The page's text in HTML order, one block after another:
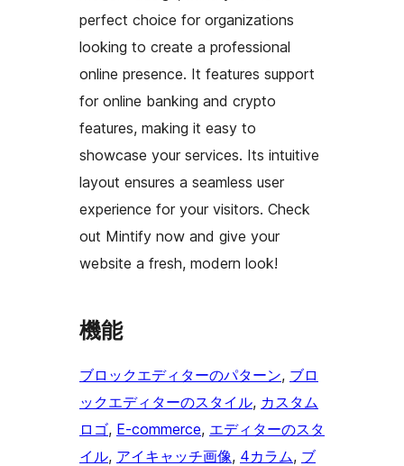
perfect choice for organizations
looking to create a professional
online presence. It features support
for online banking and crypto
features, making it easy to
showcase your services. Its intuitive
layout ensures a seamless user
experience for your visitors. Check
out Mintify now and give your
website a fresh, modern look!
機能
ブロックエディターのパターン, ブロ
ックエディターのスタイル, カスタム
ロゴ, E-commerce, エディターのスタ
イル, アイキャッチ画像, 4カラム, ブ